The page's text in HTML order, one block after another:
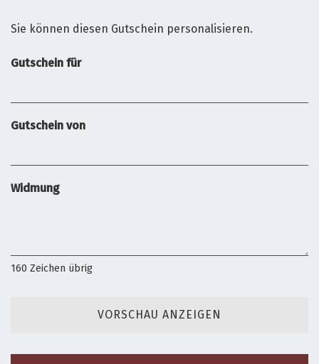
Sie können diesen Gutschein personalisieren.
Gutschein für
Gutschein von
Widmung
160 Zeichen übrig
VORSCHAU ANZEIGEN